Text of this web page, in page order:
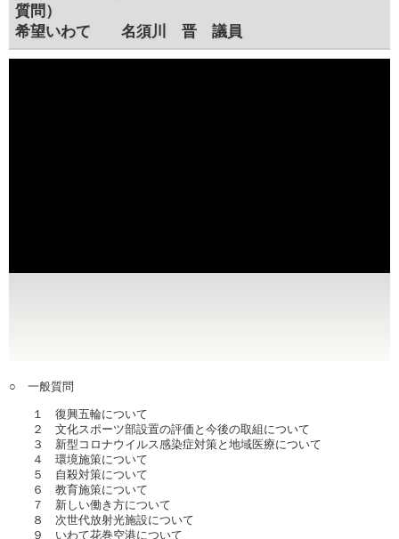
質問）
希望いわて 名須川 晋 議員
○ 一般質問
１ 復興五輪について
２ 文化スポーツ部設置の評価と今後の取組について
３ 新型コロナウイルス感染症対策と地域医療について
４ 環境施策について
５ 自殺対策について
６ 教育施策について
７ 新しい働き方について
８ 次世代放射光施設について
９ いわて花巻空港について